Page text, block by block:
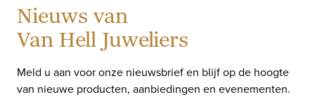
Nieuws van
Van Hell Juweliers
Meld u aan voor onze nieuwsbrief en blijf op de hoogte
van nieuwe producten, aanbiedingen en evenementen.